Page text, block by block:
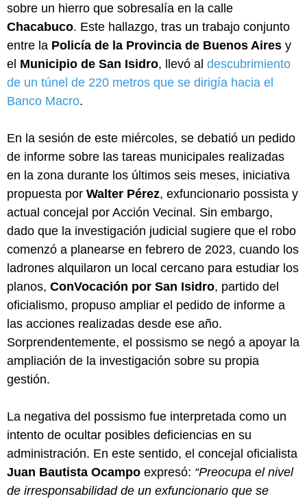
sobre un hierro que sobresalía en la calle
Chacabuco. Este hallazgo, tras un trabajo conjunto
entre la Policía de la Provincia de Buenos Aires y
el Municipio de San Isidro, llevó al descubrimiento
de un túnel de 220 metros que se dirigía hacia el
Banco Macro.
En la sesión de este miércoles, se debatió un pedido
de informe sobre las tareas municipales realizadas
en la zona durante los últimos seis meses, iniciativa
propuesta por Walter Pérez, exfuncionario possista y
actual concejal por Acción Vecinal. Sin embargo,
dado que la investigación judicial sugiere que el robo
comenzó a planearse en febrero de 2023, cuando los
ladrones alquilaron un local cercano para estudiar los
planos, ConVocación por San Isidro, partido del
oficialismo, propuso ampliar el pedido de informe a
las acciones realizadas desde ese año.
Sorprendentemente, el possismo se negó a apoyar la
ampliación de la investigación sobre su propia
gestión.
La negativa del possismo fue interpretada como un
intento de ocultar posibles deficiencias en su
administración. En este sentido, el concejal oficialista
Juan Bautista Ocampo expresó: “Preocupa el nivel
de irresponsabilidad de un exfuncionario que se